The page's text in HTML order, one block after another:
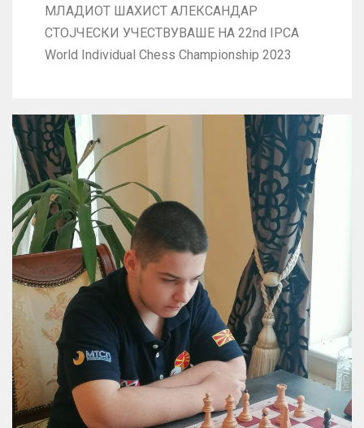
МЛАДИОТ ШАХИСТ АЛЕКСАНДАР
СТОЈЧЕСКИ УЧЕСТВУВАШЕ НА 22nd IPCA
World Individual Chess Championship 2023